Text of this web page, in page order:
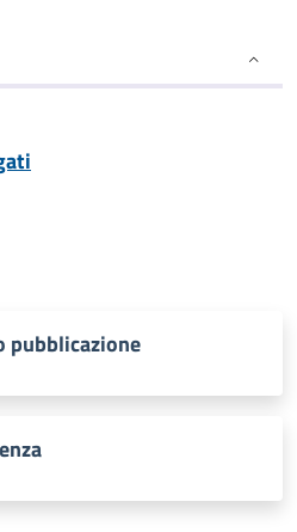
pubblicazione